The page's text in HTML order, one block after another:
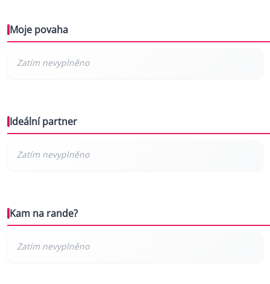
Moje povaha
Ideální partner
Kam na rande?